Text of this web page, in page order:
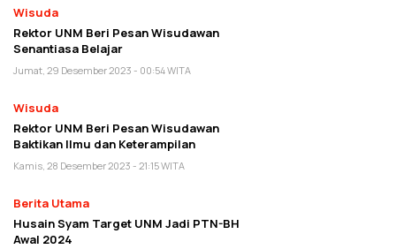
Wisuda
Rektor UNM Beri Pesan Wisudawan
Senantiasa Belajar
Jumat, 29 Desember 2023 - 00:54 WITA
Wisuda
Rektor UNM Beri Pesan Wisudawan
Baktikan Ilmu dan Keterampilan
Kamis, 28 Desember 2023 - 21:15 WITA
Berita Utama
Husain Syam Target UNM Jadi PTN-BH
Awal 2024